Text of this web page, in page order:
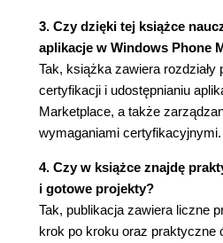
Implementacja usługi
dostępie do bazy
Aplikacja kliencka
działającej w chmurze (68)
Utworzenie projektu
(70)
Kod strony głównej
Kod konwertera
Dodanie odwołania
3. Czy dzięki tej książce
aplikacje w Windows Phone
Tak, książka zawiera rozdziały
certyfikacji i udostępnianiu
Marketplace, a także
wymaganiami certyfikacyjnymi.
4. Czy w książce znajdę
i gotowe projekty?
Tak, publikacja zawiera liczne
krok po kroku oraz praktyczne